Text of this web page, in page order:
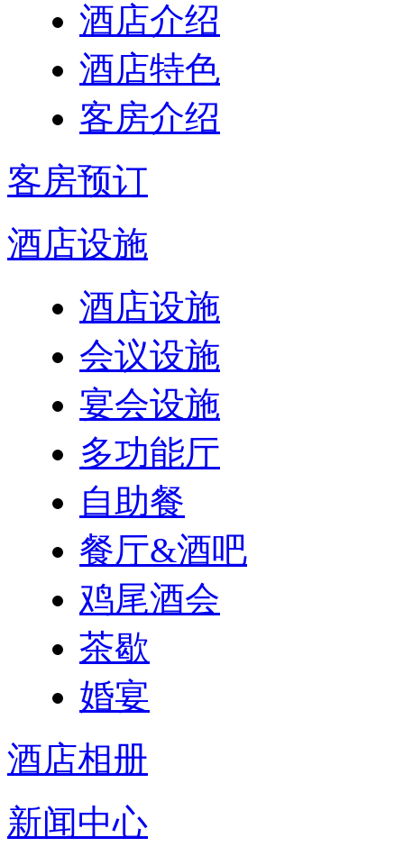
酒店介绍
酒店特色
客房介绍
客房预订
酒店设施
酒店设施
会议设施
宴会设施
多功能厅
自助餐
餐厅&酒吧
鸡尾酒会
茶歇
婚宴
酒店相册
新闻中心